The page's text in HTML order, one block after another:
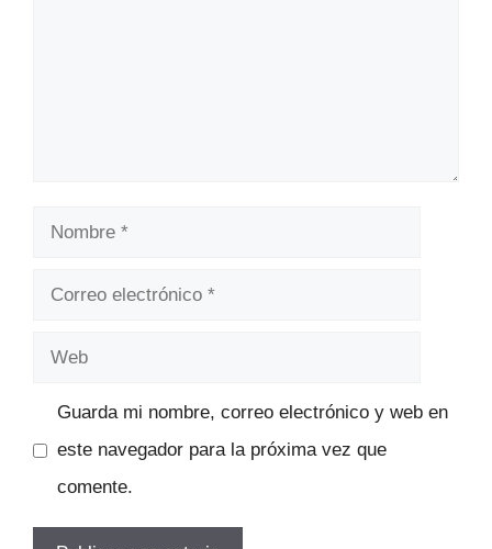
Nombre
Correo
Web
Guarda mi nombre, correo electrónico y web en
este navegador para la próxima vez que
comente.